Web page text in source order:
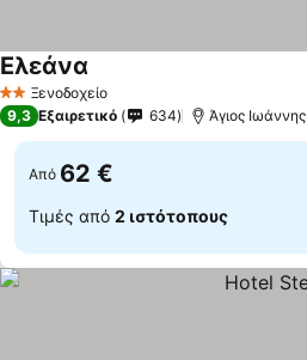
2 ΑστέριαΞενοδοχείο
Ελεάνα
9,3 Εξαιρετικό 634 Άγιος Ιωάννης
Από 62 €
Τιμές από 2 ιστότοπους